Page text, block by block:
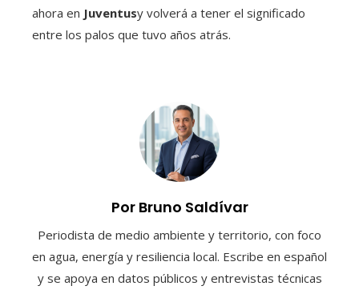
ahora en Juventusy volverá a tener el significado
entre los palos que tuvo años atrás.
Por Bruno Saldívar
Periodista de medio ambiente y territorio, con foco
en agua, energía y resiliencia local. Escribe en español
y se apoya en datos públicos y entrevistas técnicas